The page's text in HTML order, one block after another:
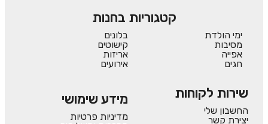
קטגוריות בחנות
ימי הולדת
מסיבות
אפייה
חגים
בלונים
קישוטים
אריזות
אירועים
שירות לקוחות
החשבון שלי
יצירת קשר
מידע שימושי
מדיניות פרטיות